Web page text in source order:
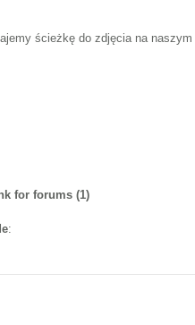
ścieżkę do zdjęcia na naszym
for forums (1)
: